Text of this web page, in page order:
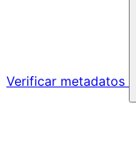
Verificar metadatos